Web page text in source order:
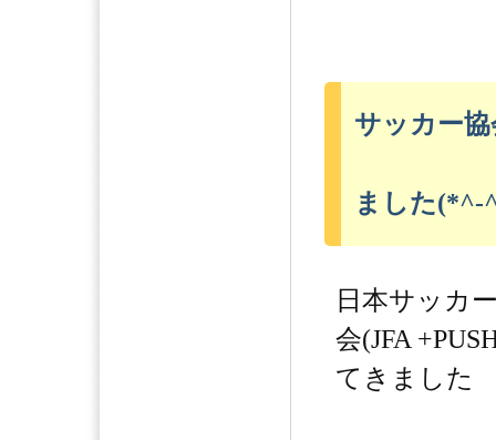
サッカー
ました(*^-
日本サッカ
会(JFA
てきました